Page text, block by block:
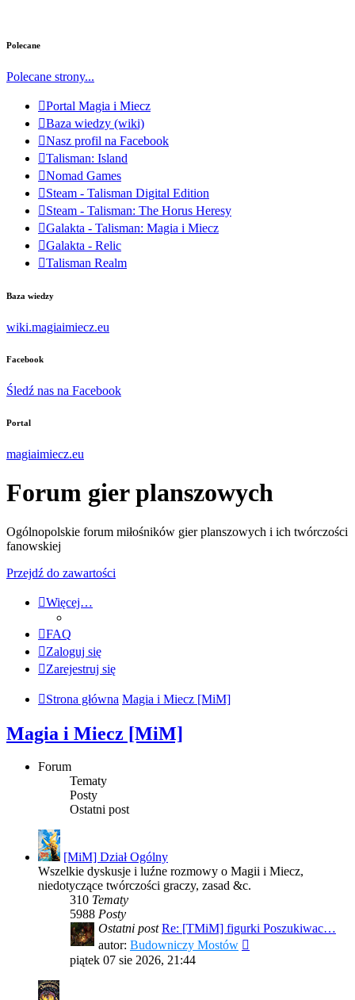
Polecane
Polecane strony...
Portal Magia i Miecz
Baza wiedzy (wiki)
Nasz profil na Facebook
Talisman: Island
Nomad Games
Steam - Talisman Digital Edition
Steam - Talisman: The Horus Heresy
Galakta - Talisman: Magia i Miecz
Galakta - Relic
Talisman Realm
Baza wiedzy
wiki.magiaimiecz.eu
Facebook
Śledź nas na Facebook
Portal
magiaimiecz.eu
Forum gier planszowych
Ogólnopolskie forum miłośników gier planszowych i ich twórczości
fanowskiej
Przejdź do zawartości
Więcej…
FAQ
Zaloguj się
Zarejestruj się
Strona główna Magia i Miecz [MiM]
Magia i Miecz [MiM]
Forum
Tematy
Posty
Ostatni post
[MiM] Dział Ogólny
Wszelkie dyskusje i luźne rozmowy o Magii i Miecz,
niedotyczące twórczości graczy, zasad &c.
310 Tematy
5988 Posty
Ostatni post Re: [TMiM] figurki Poszukiwac…
autor: Budowniczy Mostów
piątek 07 sie 2026, 21:44